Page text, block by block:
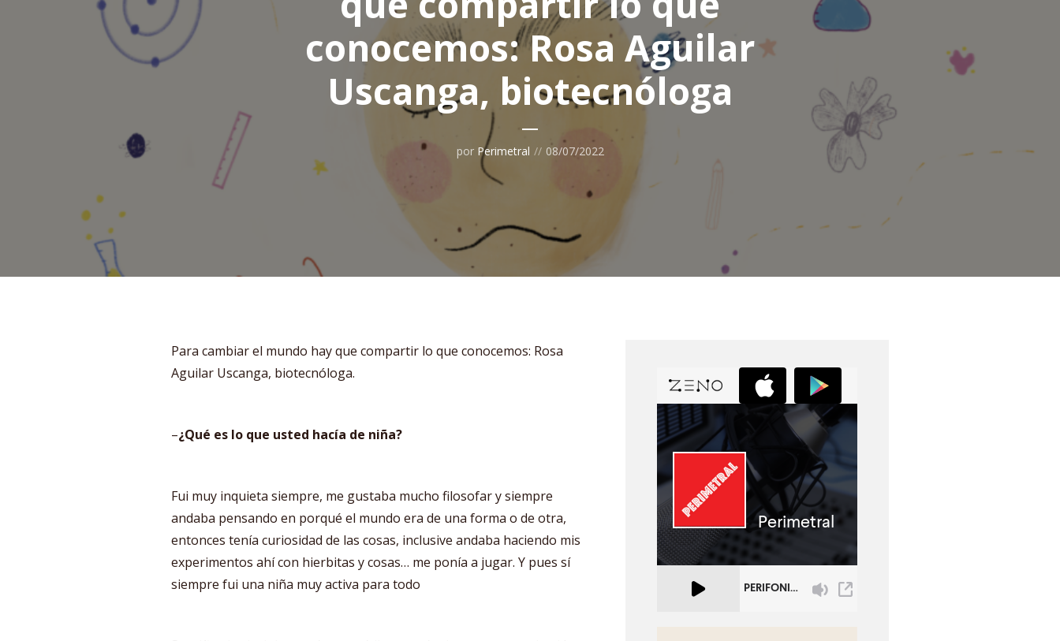
conocemos: Rosa Aguilar
Uscanga, biotecnóloga
por Perimetral 08/07/2022
Para cambiar el mundo hay que compartir lo que conocemos: Rosa
Aguilar Uscanga, biotecnóloga.
–¿Qué es lo que usted hacía de niña?
Fui muy inquieta siempre, me gustaba mucho filosofar y siempre
andaba pensando en porqué el mundo era de una forma o de otra,
entonces tenía curiosidad de las cosas, inclusive andaba haciendo mis
experimentos ahí con hierbitas y cosas… me ponía a jugar. Y pues sí
siempre fui una niña muy activa para todo